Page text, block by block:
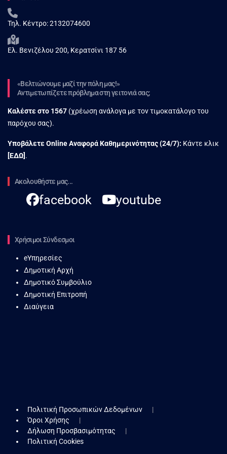
Τηλ. Κέντρο:2132074600
Ελ. Βενιζέλου 200, Κερατσίνι 187 56
«Βελτιώνουμε μαζί την πόλη μας!»
Αντιμετωπίζετε πρόβλημα στη γειτονιά σας;
Καλέστε στο 1567 (χρέωση ανάλογα με τον τιμοκατάλογο του
παρόχου σας).
Υποβάλετε Online Αναφορά Kαθημερινότητας (24/7): Κάντε κλικ
[ΕΔΩ] .
Ακολουθήστε μας...
facebook youtube
Χρήσιμοι Σύνδεσμοι
eΥπηρεσίες
Δημοτική Αρχή
Δημοτικό Συμβούλιο
Δημοτική Επιτροπή
Διαύγεια
Πολιτική Προσωπικών Δεδομένων
Όροι Χρήσης
Δήλωση Προσβασιμότητας
Πολιτική Cookies